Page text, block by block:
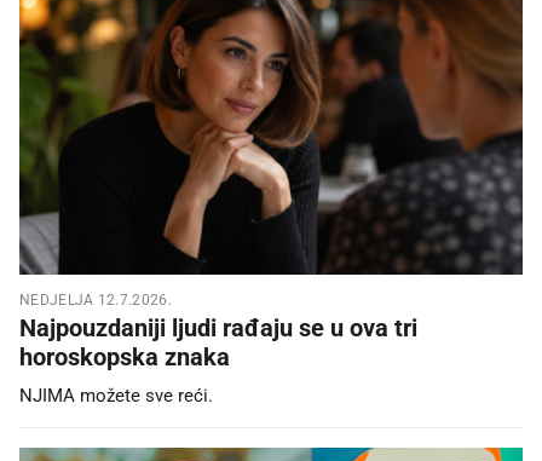
NEDJELJA 12.7.2026.
Najpouzdaniji ljudi rađaju se u ova tri
horoskopska znaka
NJIMA možete sve reći.